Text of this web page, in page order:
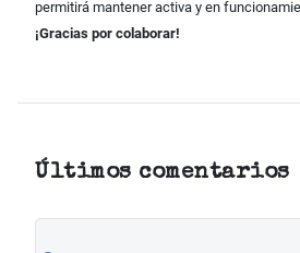
permitirá mantener activa y en
¡Gracias por colaborar!
Últimos comentarios